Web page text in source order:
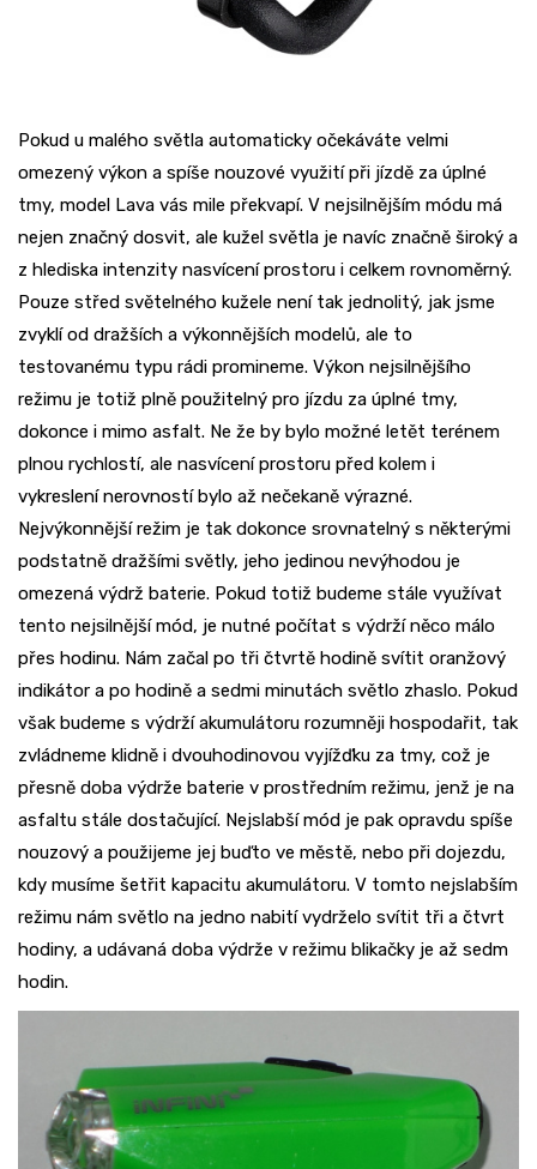
Pokud u malého světla automaticky očekáváte velmi
omezený výkon a spíše nouzové využití při jízdě za úplné
tmy, model Lava vás mile překvapí. V nejsilnějším módu má
nejen značný dosvit, ale kužel světla je navíc značně široký a
z hlediska intenzity nasvícení prostoru i celkem rovnoměrný.
Pouze střed světelného kužele není tak jednolitý, jak jsme
zvyklí od dražších a výkonnějších modelů, ale to
testovanému typu rádi promineme. Výkon nejsilnějšího
režimu je totiž plně použitelný pro jízdu za úplné tmy,
dokonce i mimo asfalt. Ne že by bylo možné letět terénem
plnou rychlostí, ale nasvícení prostoru před kolem i
vykreslení nerovností bylo až nečekaně výrazné.
Nejvýkonnější režim je tak dokonce srovnatelný s některými
podstatně dražšími světly, jeho jedinou nevýhodou je
omezená výdrž baterie. Pokud totiž budeme stále využívat
tento nejsilnější mód, je nutné počítat s výdrží něco málo
přes hodinu. Nám začal po tři čtvrtě hodině svítit oranžový
indikátor a po hodině a sedmi minutách světlo zhaslo. Pokud
však budeme s výdrží akumulátoru rozumněji hospodařit, tak
zvládneme klidně i dvouhodinovou vyjížďku za tmy, což je
přesně doba výdrže baterie v prostředním režimu, jenž je na
asfaltu stále dostačující. Nejslabší mód je pak opravdu spíše
nouzový a použijeme jej buďto ve městě, nebo při dojezdu,
kdy musíme šetřit kapacitu akumulátoru. V tomto nejslabším
režimu nám světlo na jedno nabití vydrželo svítit tři a čtvrt
hodiny, a udávaná doba výdrže v režimu blikačky je až sedm
hodin.